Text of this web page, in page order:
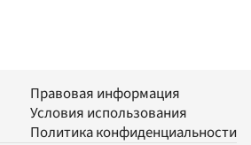
Правовая информация
Условия использования
Политика конфиденциальности